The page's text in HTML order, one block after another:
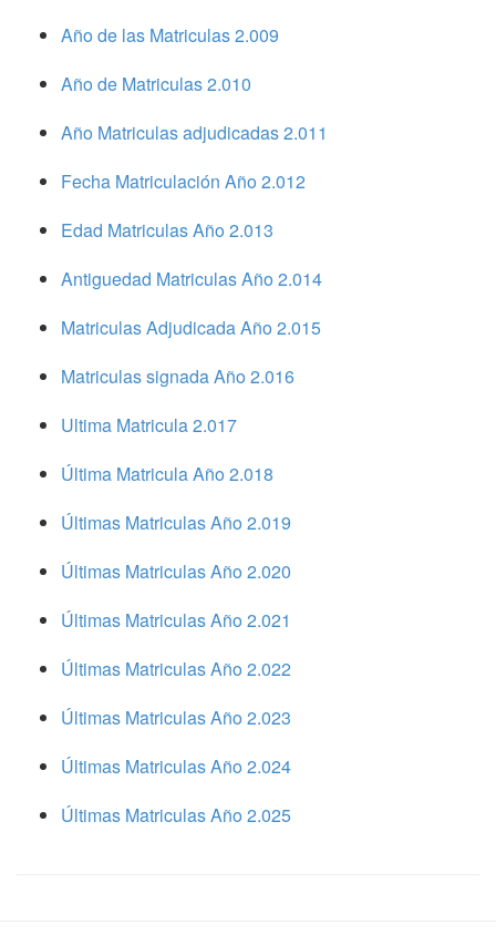
Año de las Matriculas 2.009
Año de Matriculas 2.010
Año Matriculas adjudicadas 2.011
Fecha Matriculación Año 2.012
Edad Matriculas Año 2.013
Antiguedad Matriculas Año 2.014
Matriculas Adjudicada Año 2.015
Matriculas signada Año 2.016
Ultima Matricula 2.017
Última Matricula Año 2.018
Últimas Matriculas Año 2.019
Últimas Matriculas Año 2.020
Últimas Matriculas Año 2.021
Últimas Matriculas Año 2.022
Últimas Matriculas Año 2.023
Últimas Matriculas Año 2.024
Últimas Matriculas Año 2.025